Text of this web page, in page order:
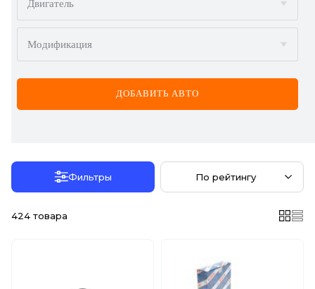
CADILLAC
CHERY
CHEVROLET
CHRYSLER
Двигатель
Модификация
ДОБАВИТЬ АВТО
Фильтры По рейтингу
424 товара